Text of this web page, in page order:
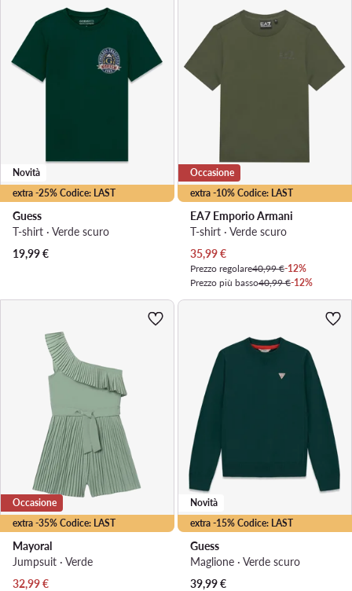
extra -25% Codice: LAST
Novità
Guess
T-shirt · Verde scuro
19,99€
extra -10% Codice: LAST
Occasione
EA7 Emporio Armani
T-shirt · Verde scuro
Prezzo attuale
35,99€
Prezzo regolare40,99 €-12%
Prezzo più basso40,99 €-12%
extra -35% Codice: LAST
Occasione
Mayoral
Jumpsuit · Verde
Prezzo attuale
32,99€
extra -15% Codice: LAST
Novità
Guess
Maglione · Verde scuro
39,99€